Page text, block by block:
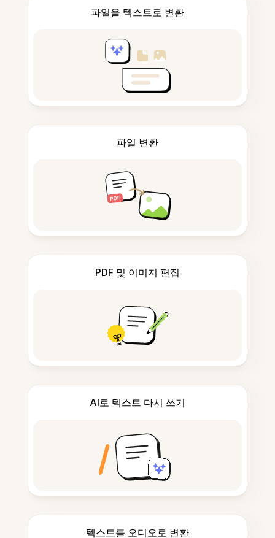
파일을 텍스트로 변환
파일 변환
PDF 및 이미지 편집
AI로 텍스트 다시 쓰기
텍스트를 오디오로 변환